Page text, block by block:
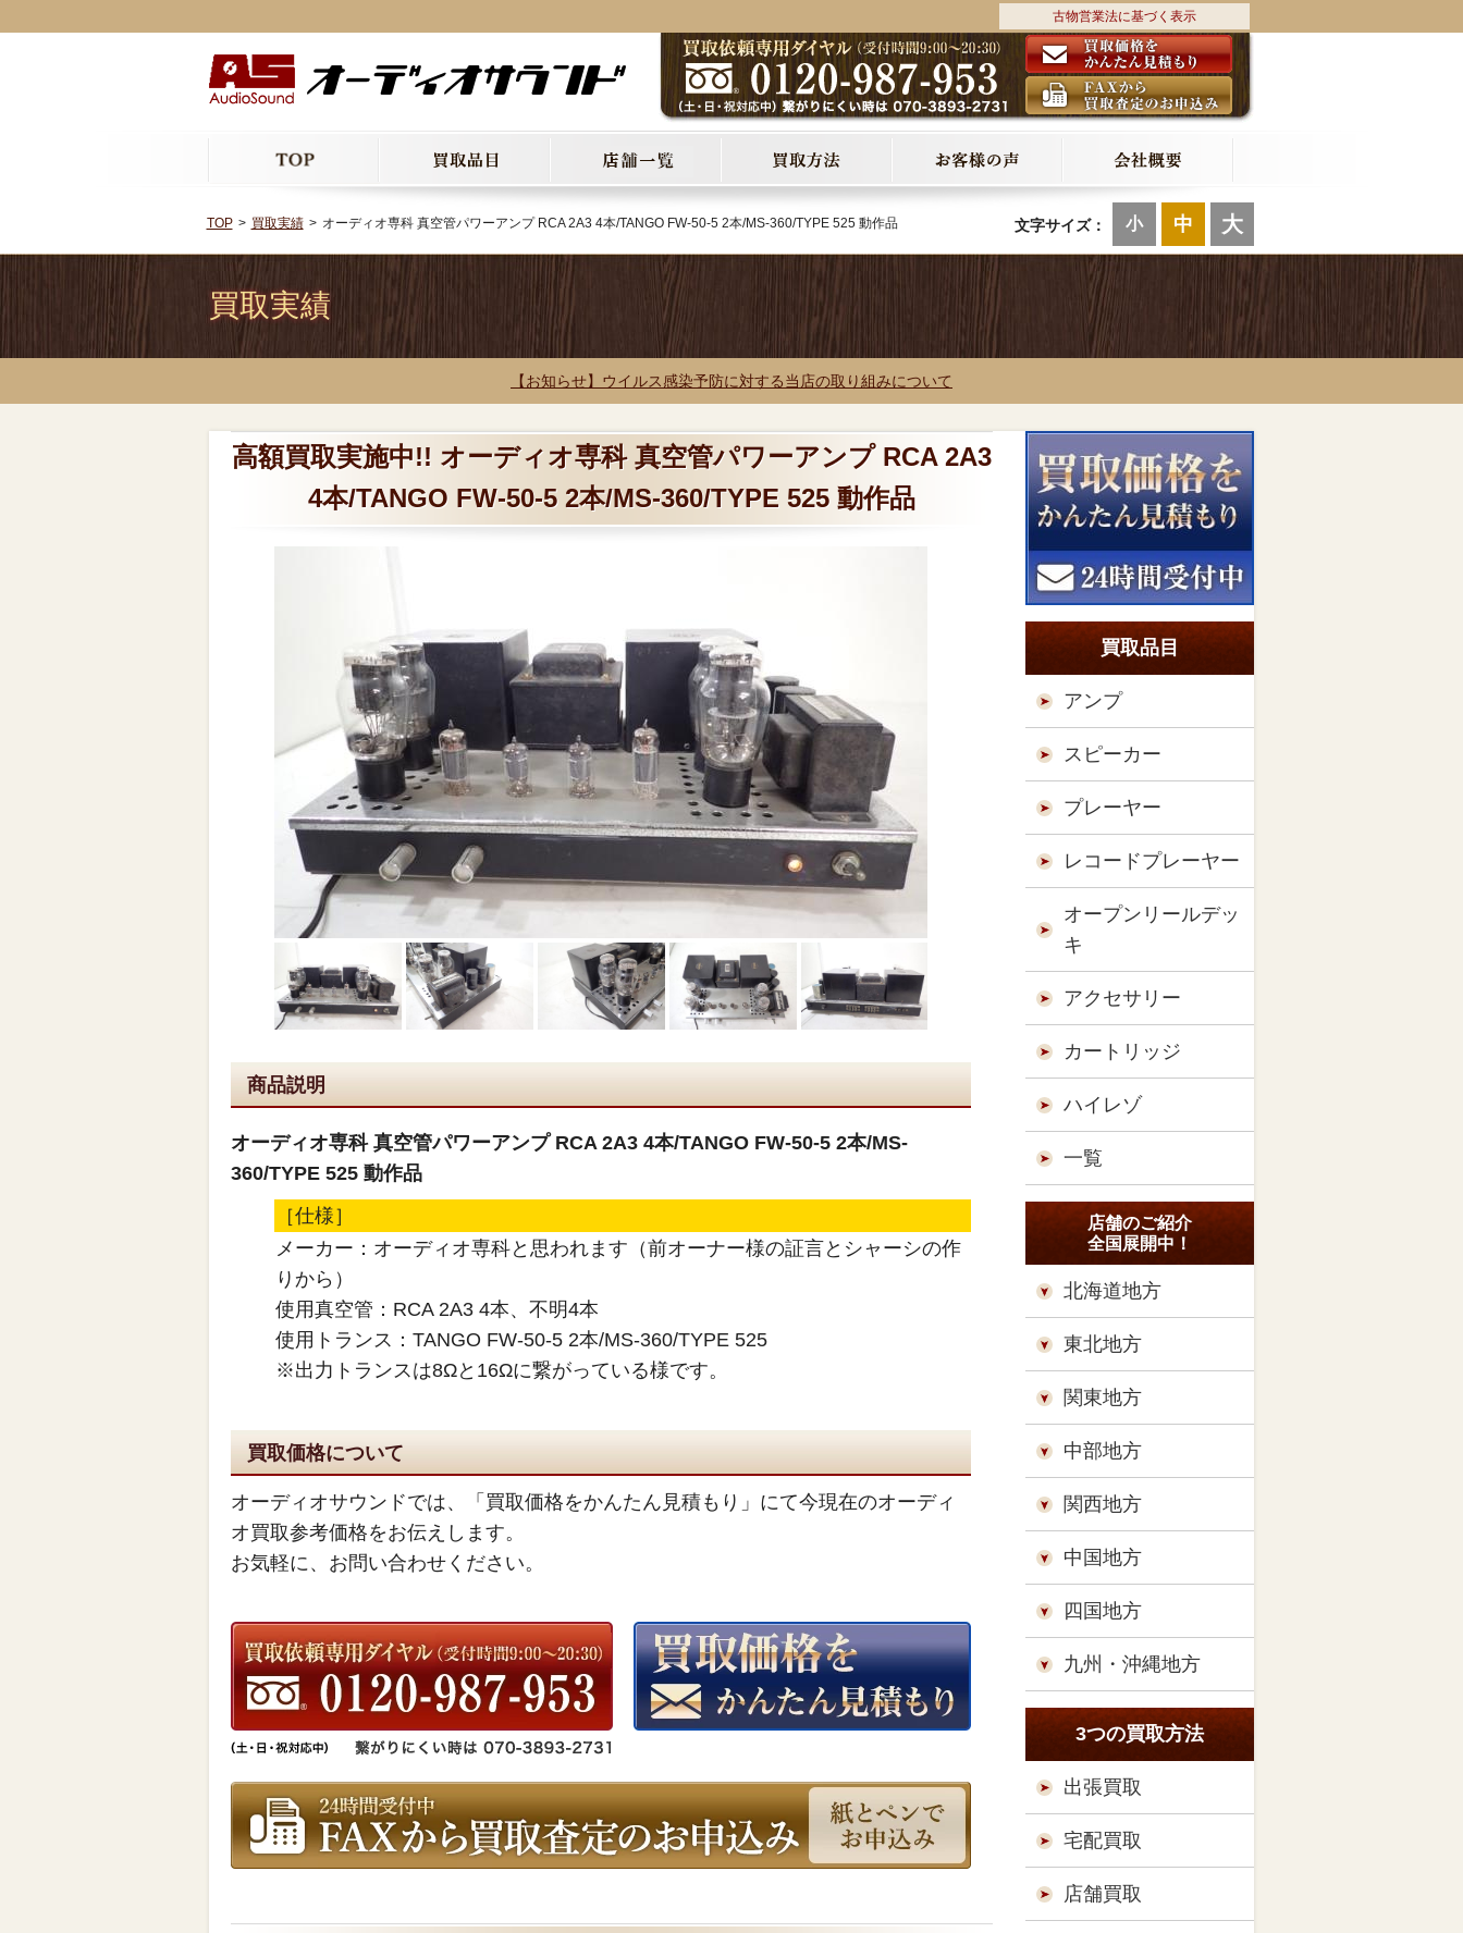
古物営業法に基づく表示
文字サイズ： 小 中 大
TOP 買取実績 オーディオ専科 真空管パワーアンプ RCA 2A3 4本/TANGO FW-50-5 2本/MS-360/TYPE 525 動作品
買取実績
【お知らせ】ウイルス感染予防に対する当店の取り組みについて
高額買取実施中!! オーディオ専科 真空管パワーアンプ RCA 2A3
4本/TANGO FW-50-5 2本/MS-360/TYPE 525 動作品
商品説明
オーディオ専科 真空管パワーアンプ RCA 2A3 4本/TANGO FW-50-5 2本/MS-
360/TYPE 525 動作品
［仕様］
メーカー：オーディオ専科と思われます（前オーナー様の証言とシャーシの作
りから）
使用真空管：RCA 2A3 4本、不明4本
使用トランス：TANGO FW-50-5 2本/MS-360/TYPE 525
※出力トランスは8Ωと16Ωに繋がっている様です。
買取価格について
オーディオサウンドでは、「買取価格をかんたん見積もり」にて今現在のオーディ
オ買取参考価格をお伝えします。
お気軽に、お問い合わせください。
買取品目
アンプ
スピーカー
プレーヤー
レコードプレーヤー
オープンリールデッ
キ
アクセサリー
カートリッジ
ハイレゾ
一覧
店舗のご紹介
全国展開中！
北海道地方
東北地方
関東地方
中部地方
関西地方
中国地方
四国地方
九州・沖縄地方
3つの買取方法
出張買取
宅配買取
店舗買取